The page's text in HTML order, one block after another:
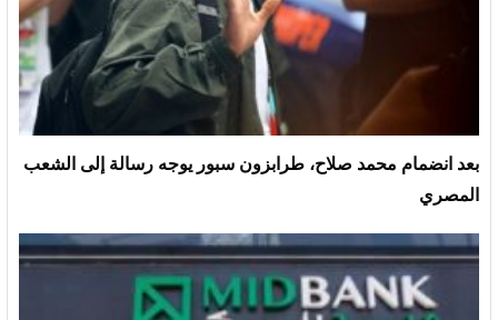
بعد انضمام محمد صلاح، طرابزون سبور يوجه رسالة إلى الشعب
المصري